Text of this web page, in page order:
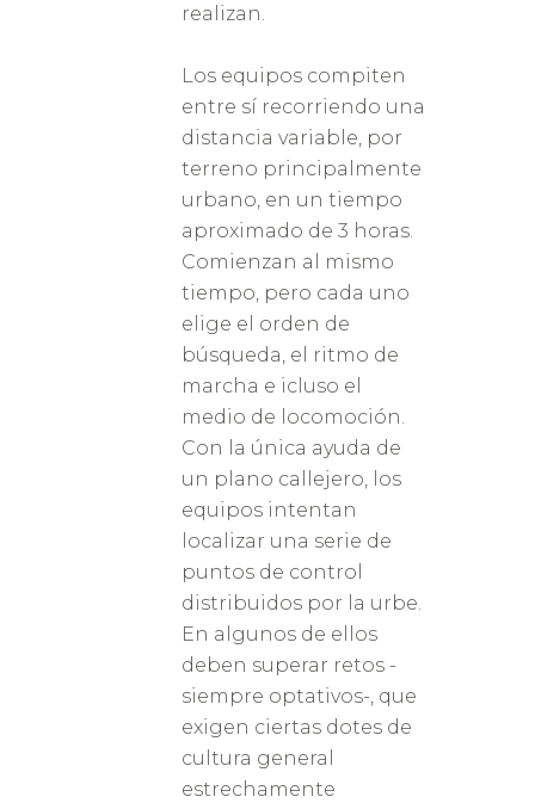
realizan.
Los equipos compiten
entre sí recorriendo una
distancia variable, por
terreno principalmente
urbano, en un tiempo
aproximado de 3 horas.
Comienzan al mismo
tiempo, pero cada uno
elige el orden de
búsqueda, el ritmo de
marcha e icluso el
medio de locomoción.
Con la única ayuda de
un plano callejero, los
equipos intentan
localizar una serie de
puntos de control
distribuidos por la urbe.
En algunos de ellos
deben superar retos -
siempre optativos-, que
exigen ciertas dotes de
cultura general
estrechamente